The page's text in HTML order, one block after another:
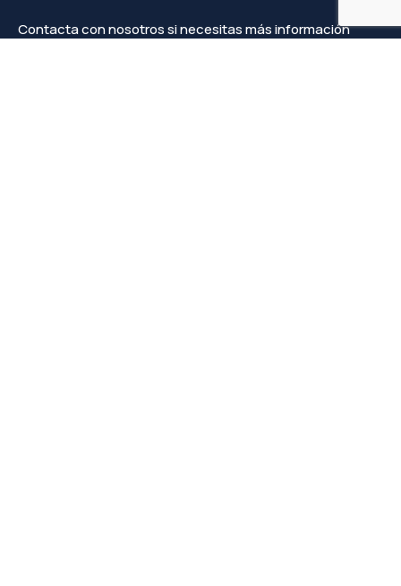
Contacta con nosotros si necesitas más información